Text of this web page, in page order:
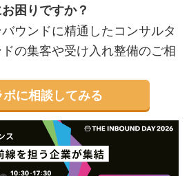
困りですか？
ウンドに精通したコンサルタ
の集客や受け入れ整備のご相
に相談してみる